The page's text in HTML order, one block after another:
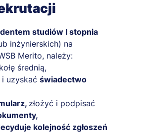
studiów I stopnia
inżynierskich) na
Merito, należy:
średnią,
i uzyskać świadectwo
złożyć i podpisać
kolejność zgłoszeń